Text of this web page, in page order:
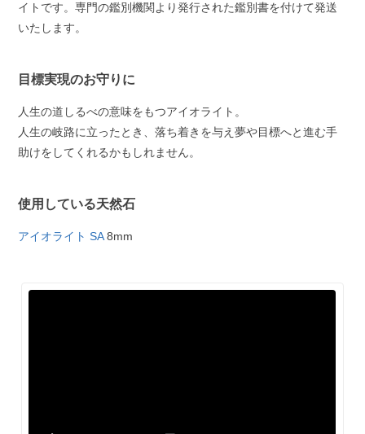
イトです。専門の鑑別機関より発行された鑑別書を付けて発送
いたします。
目標実現のお守りに
人生の道しるべの意味をもつアイオライト。
人生の岐路に立ったとき、落ち着きを与え夢や目標へと進む手
助けをしてくれるかもしれません。
使用している天然石
アイオライト SA8mm